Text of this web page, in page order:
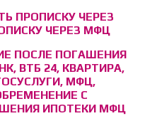
ПРОПИСКУ ЧЕРЕЗ
ЧЕРЕЗ МФЦ
ПОСЛЕ ПОГАШЕНИЯ
ВТБ 24, КВАРТИРА,
МФЦ,
С
ИПОТЕКИ МФЦ